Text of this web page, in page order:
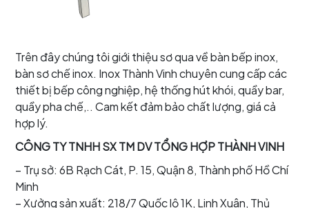
Trên đây chúng tôi giới thiệu sơ qua về bàn bếp inox,
bàn sơ chế inox. Inox Thành Vinh chuyên cung cấp các
thiết bị bếp công nghiệp, hệ thống hút khói, quầy bar,
quầy pha chế,.. Cam kết đảm bảo chất lượng, giá cả
hợp lý.
CÔNG TY TNHH SX TM DV TỔNG HỢP THÀNH VINH
– Trụ sở: 6B Rạch Cát, P. 15, Quận 8, Thành phố Hồ Chí
Minh
– Xưởng sản xuất: 218/7 Quốc lộ 1K, Linh Xuân, Thủ